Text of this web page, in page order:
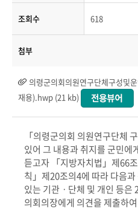
조회수 618
첨부
의령군의회의원연구단체구성및
재용).hwp (21 kb)
「의령군의회 의원연구단체
있어 그 내용과 취지를 군민에
듣고자 「지방자치법」제66
칙」제20조의4에 따라 다음
있는 기관ㆍ단체 및 개인 등은
의회의장에게 의견을 제출하